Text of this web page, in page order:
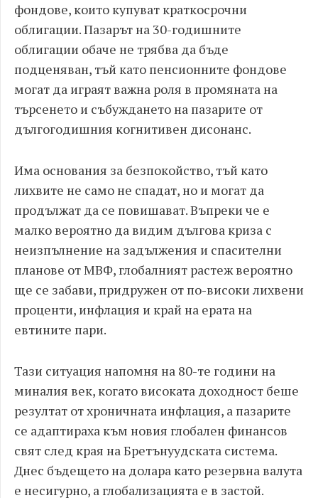
фондове, които купуват краткосрочни
облигации. Пазарът на 30-годишните
облигации обаче не трябва да бъде
подценяван, тъй като пенсионните фондове
могат да играят важна роля в промяната на
търсенето и събуждането на пазарите от
дългогодишния когнитивен дисонанс.
Има основания за безпокойство, тъй като
лихвите не само не спадат, но и могат да
продължат да се повишават. Въпреки че е
малко вероятно да видим дългова криза с
неизпълнение на задължения и спасителни
планове от МВФ, глобалният растеж вероятно
ще се забави, придружен от по-високи лихвени
проценти, инфлация и край на ерата на
евтините пари.
Тази ситуация напомня на 80-те години на
миналия век, когато високата доходност беше
резултат от хроничната инфлация, а пазарите
се адаптираха към новия глобален финансов
свят след края на Бретънуудската система.
Днес бъдещето на долара като резервна валута
е несигурно, а глобализацията е в застой.